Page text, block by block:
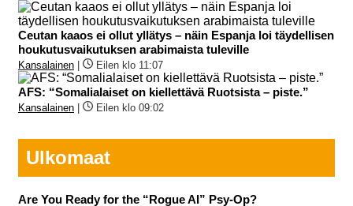
Ceutan kaaos ei ollut yllätys – näin Espanja loi täydellisen
houkutusvaikutuksen arabimaista tuleville
Kansalainen Eilen klo 11:07
AFS: “Somalialaiset on kiellettävä Ruotsista – piste.”
Kansalainen Eilen klo 09:02
Ulkomaat
Are You Ready for the “Rogue AI” Psy-Op?